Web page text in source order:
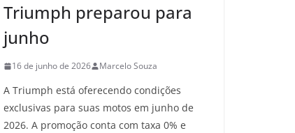
Triumph preparou para
junho
16 de junho de 2026 Marcelo Souza
A Triumph está oferecendo condições
exclusivas para suas motos em junho de
2026. A promoção conta com taxa 0% e